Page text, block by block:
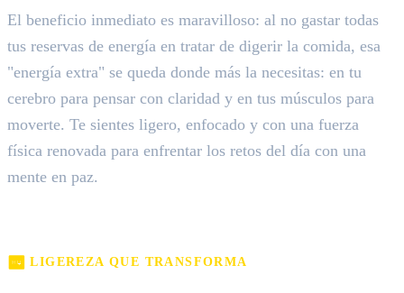
El beneficio inmediato es maravilloso: al no gastar todas
tus reservas de energía en tratar de digerir la comida, esa
"energía extra" se queda donde más la necesitas: en tu
cerebro para pensar con claridad y en tus músculos para
moverte. Te sientes ligero, enfocado y con una fuerza
física renovada para enfrentar los retos del día con una
mente en paz.
LIGEREZA QUE TRANSFORMA